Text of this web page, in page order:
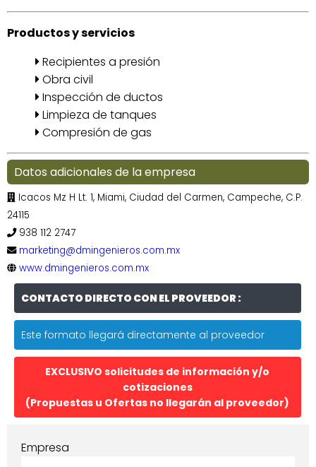
Productos y servicios
Recipientes a presión
Obra civil
Inspección de ductos
Limpieza de tanques
Compresión de gas
Datos adicionales de la empresa
Icacos Mz H Lt. 1, Miami, Ciudad del Carmen, Campeche, C.P.
24115
938 112 2747
marketing@dmingenieros.com.mx
www.dmingenieros.com.mx
CONTACTO DIRECTO CON EL PROVEEDOR :
Este formato llegará directamente al proveedor
EXCLUSIVO solicitudes de información y/o
cotizaciones
(Propuestas u Ofertas no llegarán al proveedor)
Empresa